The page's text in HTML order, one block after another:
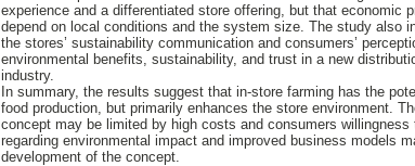
experience and a differentiated store offering, but that economic
depend on local conditions and the system size. The study also
the stores’ sustainability communication and consumers’
environmental benefits, sustainability, and trust in a new
industry.
In summary, the results suggest that in-store farming has the
food production, but primarily enhances the store environment.
concept may be limited by high costs and consumers
regarding environmental impact and improved business models
development of the concept.